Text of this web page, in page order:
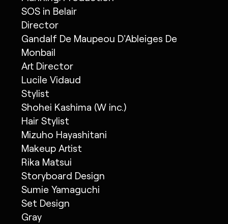
SOS in Belair
Director
Gandalf De Maupeou D'Ableiges De
Monbail
Art Director
Lucile Vidaud
Stylist
Shohei Kashima (W inc.)
Hair Stylist
Mizuho Hayashitani
Makeup Artist
Rika Matsui
Storyboard Design
Sumie Yamaguchi
Set Design
Gray